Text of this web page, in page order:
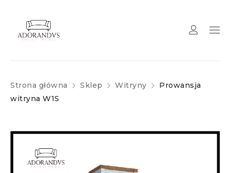
Strona główna Sklep Witryny
Prowansja
witryna W1S